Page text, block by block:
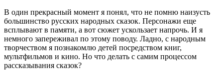
В один прекрасный момент я понял, что не помню наизусть
большинство русских народных сказок. Персонажи еще
всплывают в памяти, а вот сюжет ускользает напрочь. И я
немного запереживал по этому поводу. Ладно, с народным
творчеством я познакомлю детей посредством книг,
мультфильмов и кино. Но что делать с самим процессом
рассказывания сказок?